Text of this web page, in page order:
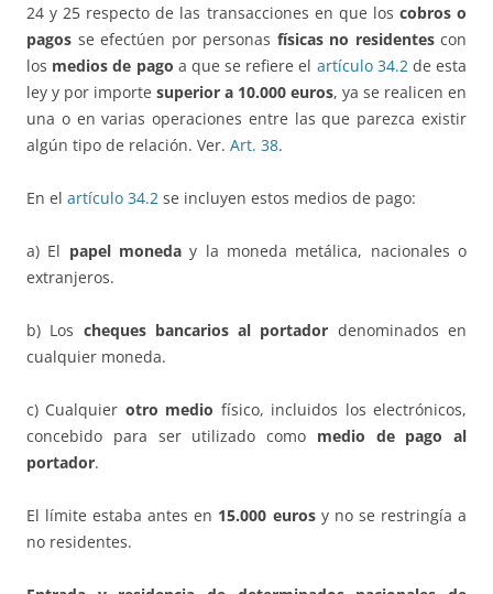
24 y 25 respecto de las transacciones en que los cobros o
pagos se efectúen por personas físicas no residentescon
los medios de pago a que se refiere el artículo 34.2de esta
ley y por importe superior a 10.000 euros, ya se realicen en
una o en varias operaciones entre las que parezca existir
algún tipo de relación. Ver. Art. 38.
En el artículo 34.2 se incluyen estos medios de pago:
a) El papel moneda y la moneda metálica, nacionales o
extranjeros.
b) Los cheques bancarios al portador denominados en
cualquier moneda.
c) Cualquier otro medio físico, incluidos los electrónicos,
concebido para ser utilizado como medio de pago al
portador.
El límite estaba antes en 15.000 eurosy no se restringía a
no residentes.